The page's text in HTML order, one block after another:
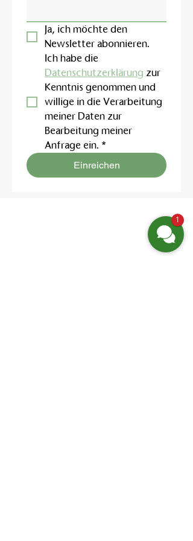
Ja, ich möchte den
Newsletter abonnieren.
Datenschutzerklärung zur
Kenntnis genommen und
willige in die Verarbeitung
meiner Daten zur
Bearbeitung meiner
Anfrage ein. *
Einreichen
1